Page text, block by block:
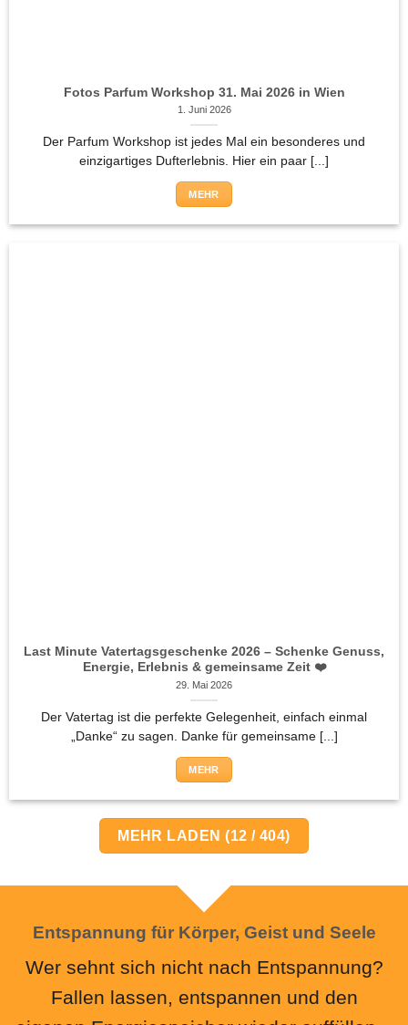
Fotos Parfum Workshop 31. Mai 2026 in Wien
1. Juni 2026
Der Parfum Workshop ist jedes Mal ein besonderes und
einzigartiges Dufterlebnis. Hier ein paar [...]
MEHR
Last Minute Vatertagsgeschenke 2026 – Schenke Genuss,
Energie, Erlebnis & gemeinsame Zeit ❤️
29. Mai 2026
Der Vatertag ist die perfekte Gelegenheit, einfach einmal
„Danke“ zu sagen. Danke für gemeinsame [...]
MEHR
MEHR LADEN(12 / 404)
Entspannung für Körper, Geist und Seele
Wer sehnt sich nicht nach Entspannung?
Fallen lassen, entspannen und den